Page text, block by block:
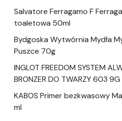
Salvatore Ferragamo F
toaletowa 50ml
Bydgoska Wytwórnia Mydła
Puszce 70g
INGLOT FREEDOM SYSTEM
BRONZER DO TWARZY 603 9G
KABOS Primer bezkwasowy
ml